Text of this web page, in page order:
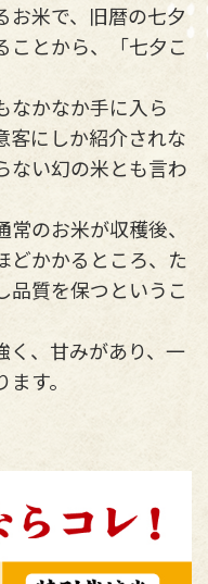
お米で、旧暦の七夕
ことから、「七夕こ
なかなか手に入ら
客にしか紹介されな
ない幻の米とも言わ
のお米が収穫後、
どかかるところ、た
品質を保つというこ
く、甘みがあり、一
す。